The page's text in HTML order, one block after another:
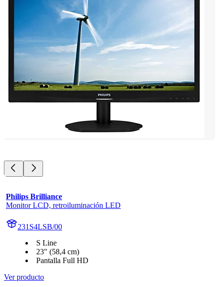
Philips Brilliance
Monitor LCD, retroiluminación LED
231S4LSB/00
S Line
23" (58,4 cm)
Pantalla Full HD
Ver producto